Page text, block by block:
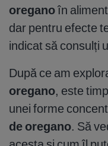
oreganoîn
dar pentru efecte
indicat să consulți
După ce am
oregano, este
unei forme
de oregano. Să